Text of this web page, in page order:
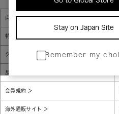
Stay on Japan Site
Remember my
店舗一覧
特定商取引法に基づく表示
グローバルプライバシーポリシー
反社会的勢力に対する基本方針
会員規約
海外通販サイト